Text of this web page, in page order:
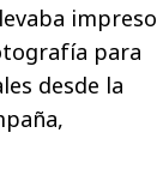
impreso
para
desde la